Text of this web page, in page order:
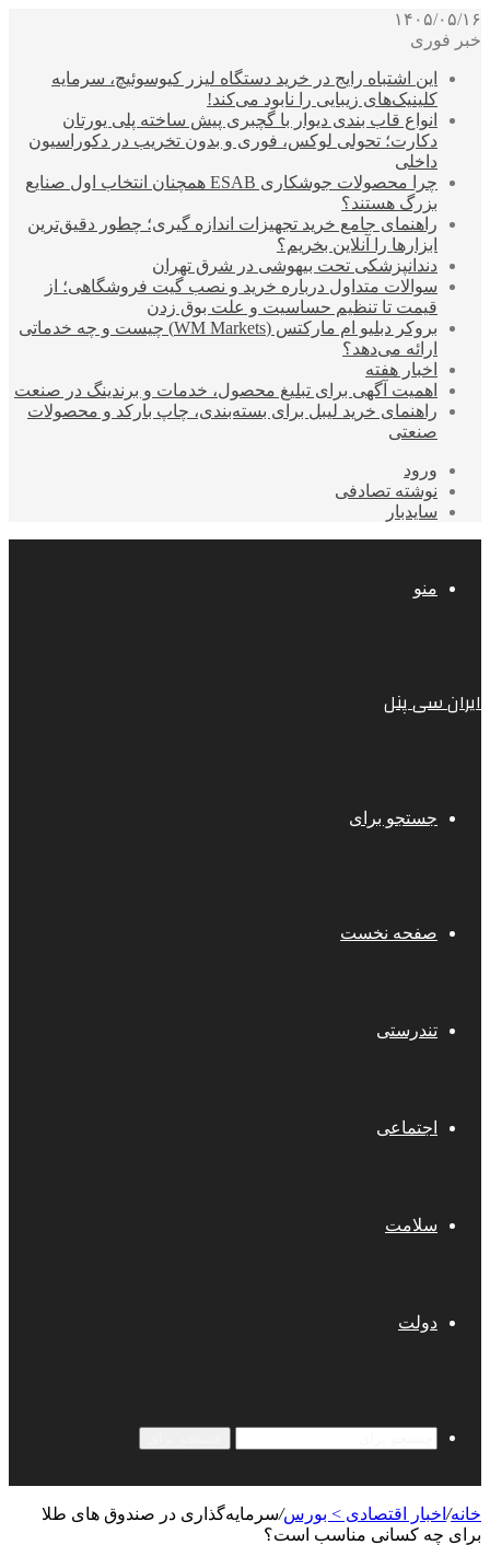
۱۴۰۵/۰۵/۱۶
خبر فوری
این اشتباه رایج در خرید دستگاه لیزر کیوسوئیچ، سرمایه
کلینیک‌های زیبایی را نابود می‌کند!
انواع قاب بندی دیوار با گچبری پیش ساخته پلی یورتان
دکارت؛ تحولی لوکس، فوری و بدون تخریب در دکوراسیون
داخلی
چرا محصولات جوشکاری ESAB همچنان انتخاب اول صنایع
بزرگ هستند؟
راهنمای جامع خرید تجهیزات اندازه گیری؛ چطور دقیق‌ترین
ابزارها را آنلاین بخریم؟
دندانپزشکی تحت بیهوشی در شرق تهران
سوالات متداول درباره خرید و نصب گیت فروشگاهی؛ از
قیمت تا تنظیم حساسیت و علت بوق زدن
بروکر دبلیو ام مارکتس (WM Markets) چیست و چه خدماتی
ارائه می‌دهد؟
اخبار هفته
اهمیت آگهی برای تبلیغ محصول، خدمات و برندینگ در صنعت
راهنمای خرید لیبل برای بسته‌بندی، چاپ بارکد و محصولات
صنعتی
ورود
نوشته تصادفی
سایدبار
منو
ایران سی پنل
جستجو برای
صفحه نخست
تندرستی
اجتماعی
سلامت
دولت
خانه/ اخبار اقتصادی > بورس/سرمایه‌گذاری در صندوق‌ های طلا
برای چه کسانی مناسب است؟